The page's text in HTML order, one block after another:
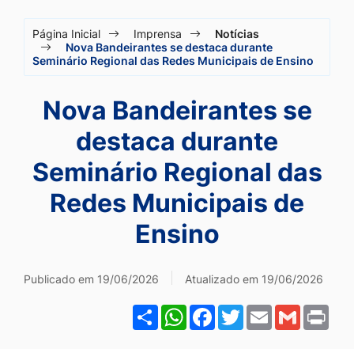
para
[alt+3]
rodapé
Social
Youtube
Social
Instagram
Social
facebook
Social
Portal
do
menu
Página Inicial Imprensa
Notícias
Nova Bandeirantes se destaca durante
Seminário Regional das Redes Municipais de Ensino
Nova Bandeirantes se
destaca durante
Seminário Regional das
Redes Municipais de
Ensino
Publicado em 19/06/2026 Atualizado em 19/06/2026
ShareWhatsApp
Facebook
Twitter
EmailGmail